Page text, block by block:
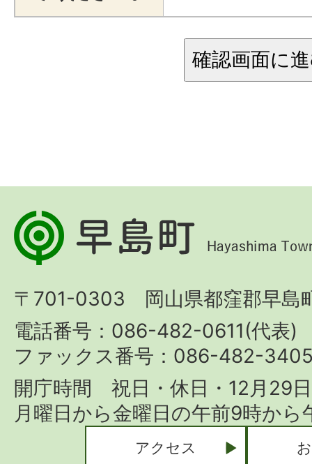
早
島
Hayashima
Town
〒701-0303 岡山県都窪郡早島
電話番号：086-482-0611(代表)
ファックス番号：086-482-
開庁時間 祝日・休日・12月29
月曜日から金曜日の午前9時か
アクセス